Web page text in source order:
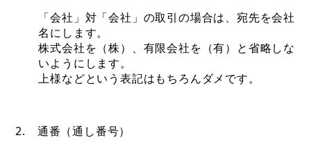
「会社」対「会社」の取引の場合は、宛先を会社
名にします。
株式会社を（株）、有限会社を（有）と省略しな
いようにします。
上様などという表記はもちろんダメです。
2. 通番（通し番号）